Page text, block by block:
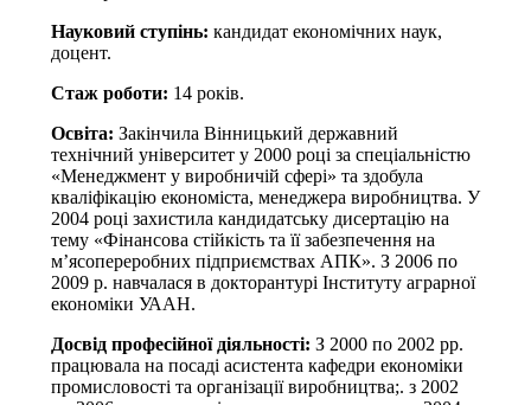
Науковий ступінь: кандидат економічних наук,
доцент.
Стаж роботи: 14 років.
Освіта: Закінчила Вінницький державний
технічний університет у 2000 році за спеціальністю
«Менеджмент у виробничій сфері» та здобула
кваліфікацію економіста, менеджера виробництва. У
2004 році захистила кандидатську дисертацію на
тему «Фінансова стійкість та її забезпечення на
м’ясопереробних підприємствах АПК». З 2006 по
2009 р. навчалася в докторантурі Інституту аграрної
економіки УААН.
Досвід професійної діяльності: З 2000 по 2002 рр.
працювала на посаді асистента кафедри економіки
промисловості та організації виробництва;. з 2002